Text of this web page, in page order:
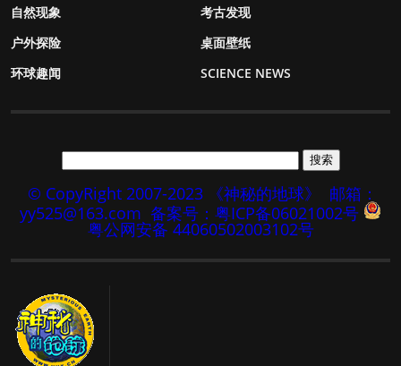
自然现象
考古发现
户外探险
桌面壁纸
环球趣闻
SCIENCE NEWS
© CopyRight 2007-2023 《神秘的地球》
邮箱：
yy525@163.com 备案号：粤ICP备06021002号
粤公网安备 44060502003102号